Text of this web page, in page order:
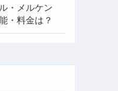
・メルケン
・料金は？